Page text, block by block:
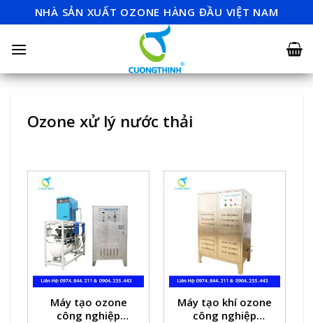
to
content
NHÀ SẢN XUẤT OZONE HÀNG ĐẦU VIỆT NAM
Ozone xử lý nước thải
Máy tạo ozone
công nghiệp
Máy tạo khí ozone
công nghiệp